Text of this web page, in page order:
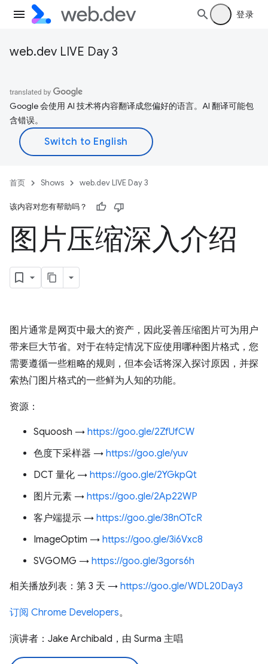
登录
web.dev LIVE Day 3
Google 会使用 AI 技术将内容翻译成您偏好的语言。AI 翻译可能包
含错误。
首页 Shows web.dev LIVE Day 3
该内容对您有帮助吗？
图片压缩深入介绍
图片通常是网页中最大的资产，因此妥善压缩图片可为用户
带来巨大节省。对于在特定情况下应使用哪种图片格式，您
需要遵循一些粗略的规则，但本会话将深入探讨原因，并探
索热门图片格式的一些鲜为人知的功能。
资源：
Squoosh → https://goo.gle/2ZfUfCW
色度下采样器 → https://goo.gle/yuv
DCT 量化 → https://goo.gle/2YGkpQt
图片元素 → https://goo.gle/2Ap22WP
客户端提示 → https://goo.gle/38nOTcR
ImageOptim → https://goo.gle/3i6Vxc8
SVGOMG → https://goo.gle/3gors6h
相关播放列表：第 3 天 → https://goo.gle/WDL20Day3
订阅 Chrome Developers。
演讲者：Jake Archibald，由 Surma 主唱